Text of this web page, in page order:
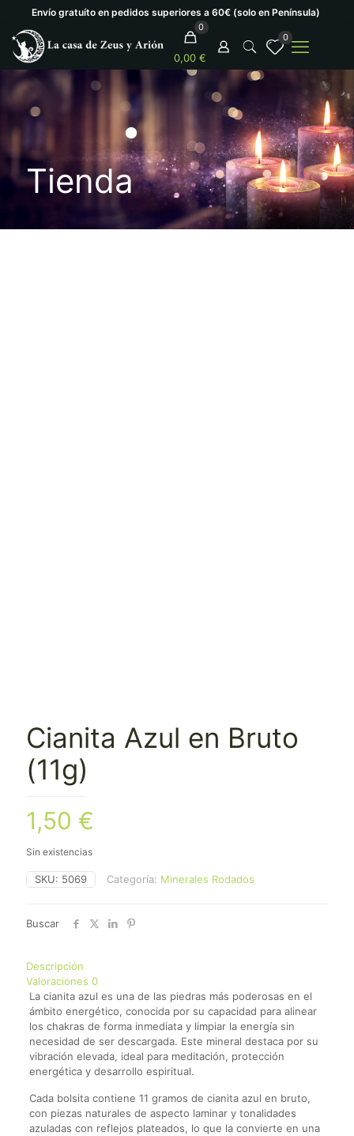
Envío gratuíto en pedidos superiores a 60€ (solo en Península)
0
0,00 €
0
Tienda
Cianita Azul en Bruto
(11g)
1,50 €
Sin existencias
SKU: 5069 Categoría: Minerales Rodados
Buscar
Descripción
Valoraciones 0
La cianita azul es una de las piedras más poderosas en el
ámbito energético, conocida por su capacidad para alinear
los chakras de forma inmediata y limpiar la energía sin
necesidad de ser descargada. Este mineral destaca por su
vibración elevada, ideal para meditación, protección
energética y desarrollo espiritual.
Cada bolsita contiene 11 gramos de cianita azul en bruto,
con piezas naturales de aspecto laminar y tonalidades
azuladas con reflejos plateados, lo que la convierte en una